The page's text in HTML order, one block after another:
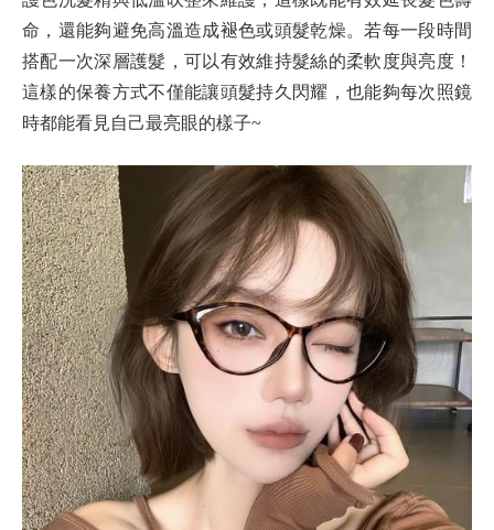
命，還能夠避免高溫造成褪色或頭髮乾燥。若每一段時間
搭配一次深層護髮，可以有效維持髮絲的柔軟度與亮度！
這樣的保養方式不僅能讓頭髮持久閃耀，也能夠每次照鏡
時都能看見自己最亮眼的樣子~